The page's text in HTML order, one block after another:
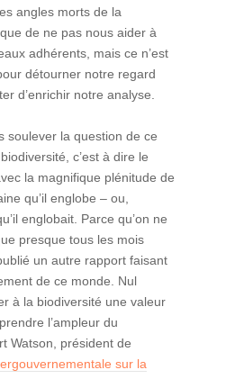
angles morts de la
de ne pas nous aider à
adhérents, mais ce n’est
détourner notre regard
d’enrichir notre analyse.
soulever la question de ce
c’est à dire le
la magnifique plénitude de
qu’il englobe – ou,
englobait. Parce qu’on ne
presque tous les mois
un autre rapport faisant
de ce monde. Nul
à la biodiversité une valeur
l’ampleur du
Watson, président de
sur la